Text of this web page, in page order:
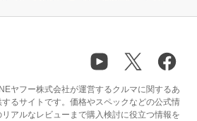
ヤフー株式会社が運営するクルマに関するあ
るサイトです。価格やスペックなどの公式情
アルなレビューまで購入検討に役立つ情報を